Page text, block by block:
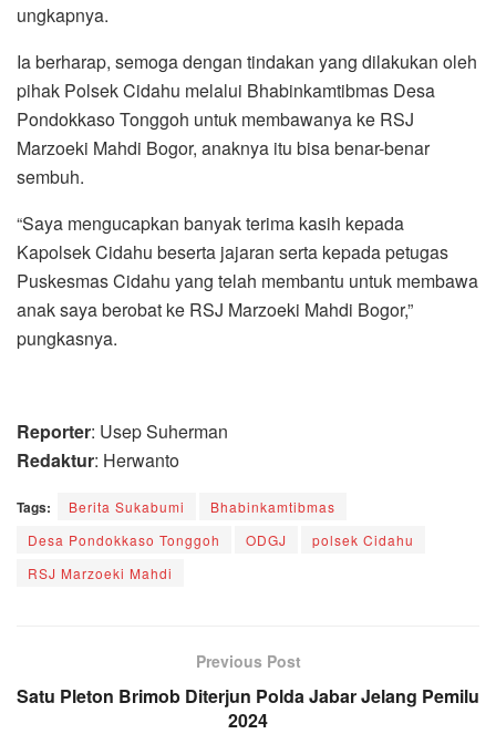
ungkapnya.
Ia berharap, semoga dengan tindakan yang dilakukan oleh
pihak Polsek Cidahu melalui Bhabinkamtibmas Desa
Pondokkaso Tonggoh untuk membawanya ke RSJ
Marzoeki Mahdi Bogor, anaknya itu bisa benar-benar
sembuh.
“Saya mengucapkan banyak terima kasih kepada
Kapolsek Cidahu beserta jajaran serta kepada petugas
Puskesmas Cidahu yang telah membantu untuk membawa
anak saya berobat ke RSJ Marzoeki Mahdi Bogor,”
pungkasnya.
Reporter: Usep Suherman
Redaktur: Herwanto
Tags: Berita Sukabumi
Bhabinkamtibmas
Desa Pondokkaso Tonggoh
ODGJ
polsek Cidahu
RSJ Marzoeki Mahdi
Previous Post
Satu Pleton Brimob Diterjun Polda Jabar Jelang Pemilu
2024